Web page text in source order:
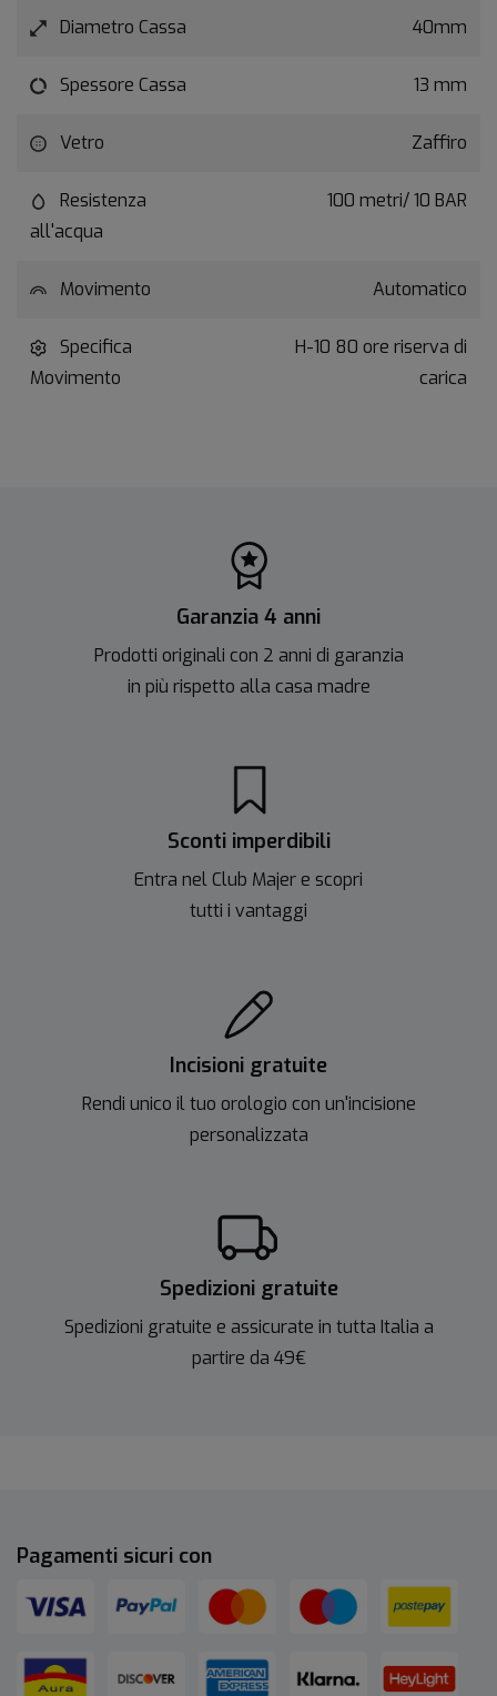
Diametro Cassa 40mm
Spessore Cassa 13 mm
Vetro Zaffiro
Resistenza
all'acqua
100 metri/ 10 BAR
Movimento Automatico
Specifica
Movimento
H-10 80 ore riserva di
carica
Garanzia 4 anni
Prodotti originali con 2 anni di garanzia
in più rispetto alla casa madre
Sconti imperdibili
Entra nel Club Majer e scopri
tutti i vantaggi
Incisioni gratuite
Rendi unico il tuo orologio con un'incisione
personalizzata
Spedizioni gratuite
Spedizioni gratuite e assicurate in tutta Italia a
partire da 49€
Pagamenti sicuri con